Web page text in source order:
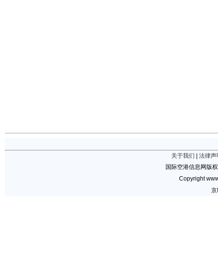
关于我们
法律声
国际空港信息网版
Copyright